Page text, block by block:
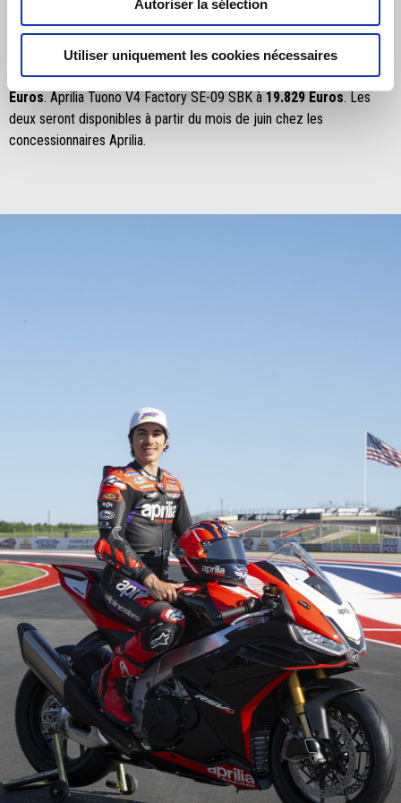
Autoriser la sélection
Utiliser uniquement les cookies nécessaires
Noale et son histoire sportive légendaire à l'esprit de tous les
passionnés de moto.
Aprilia RSV4 Factory SE-09 SBK est proposée au prix de25.629
Euros. Aprilia Tuono V4 Factory SE-09 SBK à19.829 Euros. Les
deux seront disponibles à partir du mois de juin chez les
concessionnaires Aprilia.